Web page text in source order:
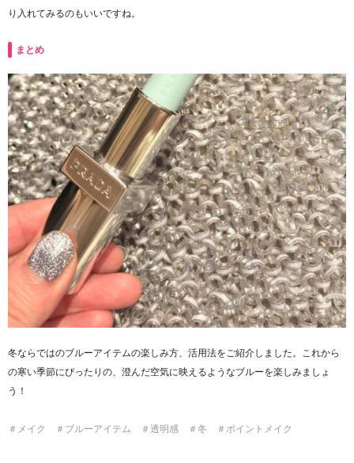
り入れてみるのもいいですね。
まとめ
冬ならではのブルーアイテムの楽しみ方、活用法をご紹介しました。これから
の寒い季節にぴったりの、澄んだ空気に映えるようなブルーを楽しみましょ
う！
＃メイク ＃ブルーアイテム ＃透明感 ＃冬 ＃ポイントメイク